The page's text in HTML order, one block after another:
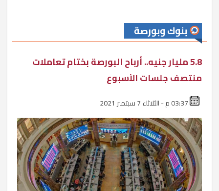
بنوك وبورصة
5.8 مليار جنيه.. أرباح البورصة بختام تعاملات
منتصف جلسات الأسبوع